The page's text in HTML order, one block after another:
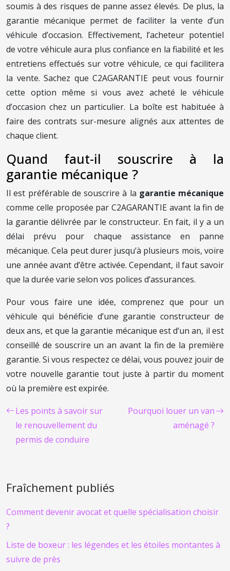
soumis à des risques de panne assez élevés. De plus, la
garantie mécanique permet de faciliter la vente d’un
véhicule d’occasion. Effectivement, l’acheteur potentiel
de votre véhicule aura plus confiance en la fiabilité et les
entretiens effectués sur votre véhicule, ce qui facilitera
la vente. Sachez que C2AGARANTIE peut vous fournir
cette option même si vous avez acheté le véhicule
d’occasion chez un particulier. La boîte est habituée à
faire des contrats sur-mesure alignés aux attentes de
chaque client.
Quand faut-il souscrire à la
garantie mécanique ?
Il est préférable de souscrire à la garantie mécanique
comme celle proposée par C2AGARANTIE avant la fin de
la garantie délivrée par le constructeur. En fait, il y a un
délai prévu pour chaque assistance en panne
mécanique. Cela peut durer jusqu’à plusieurs mois, voire
une année avant d’être activée. Cependant, il faut savoir
que la durée varie selon vos polices d’assurances.
Pour vous faire une idée, comprenez que pour un
véhicule qui bénéficie d’une garantie constructeur de
deux ans, et que la garantie mécanique est d’un an, il est
conseillé de souscrire un an avant la fin de la première
garantie. Si vous respectez ce délai, vous pouvez jouir de
votre nouvelle garantie tout juste à partir du moment
où la première est expirée.
Les points à savoir sur
le renouvellement du
permis de conduire
Pourquoi louer un van
aménagé ?
Fraîchement publiés
Comment devenir avocat et quelle spécialisation choisir
?
Liste de boxeur : les légendes et les étoiles montantes à
suivre de près